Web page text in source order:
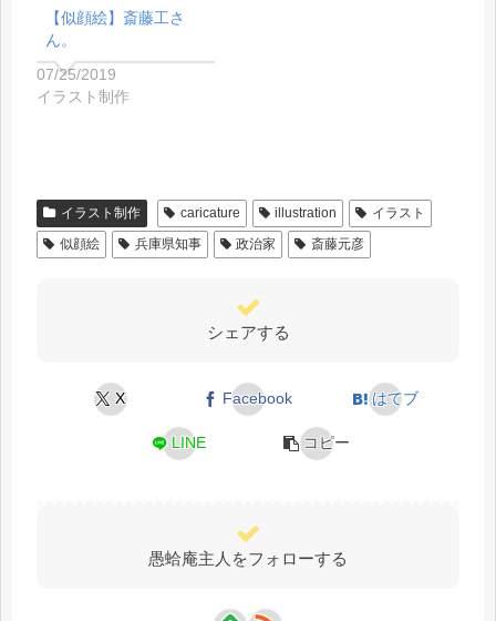
【似顔絵】斎藤工さ
ん。
07/25/2019
イラスト制作
イラスト制作 caricature illustration
イラスト
似顔絵
兵庫県知事 政治家 斎藤元彦
シェアする
X Facebook はてブ
LINE コピー
愚蛤庵主人をフォローする